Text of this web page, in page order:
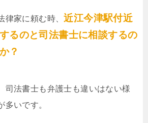
律家に頼む時、近江今津駅付近
るのと司法書士に相談するの
？
司法書士も弁護士も違いはない様
多いです。